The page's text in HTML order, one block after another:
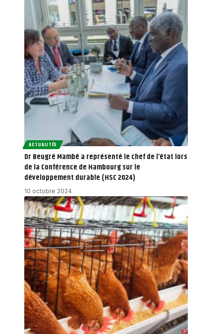
ACTUALITÉS
Dr Beugré Mambé a représenté le chef de l’état lors
de la Conférence de Hambourg sur le
développement durable (HSC 2024)
10 octobre 2024